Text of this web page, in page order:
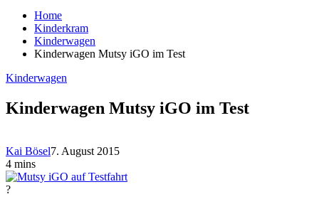
Home
Kinderkram
Kinderwagen
Kinderwagen Mutsy iGO im Test
Kinderwagen
Kinderwagen Mutsy iGO im Test
Kai Bösel7. August 2015
4 mins
?